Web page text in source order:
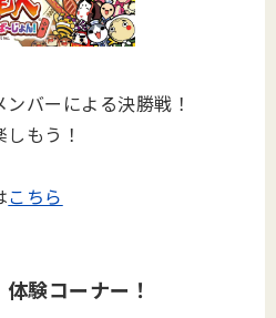
バーによる決勝戦！
もう！
こちら
験コーナー！